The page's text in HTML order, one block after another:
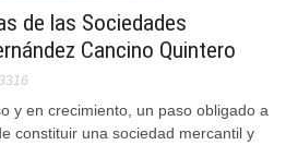
de las Sociedades
Cancino Quintero
y en crecimiento, un paso obligado a
constituir una sociedad mercantil y